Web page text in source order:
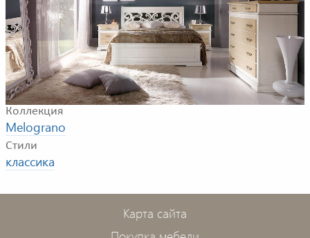
Композиция для спальной комнаты. В композицию
входят: двуспальная кровать, тумбочка, комод, шкаф.
Фабрика
BTC INTERNATIONAL
Коллекция
Melograno
Стили
классика
Карта сайта